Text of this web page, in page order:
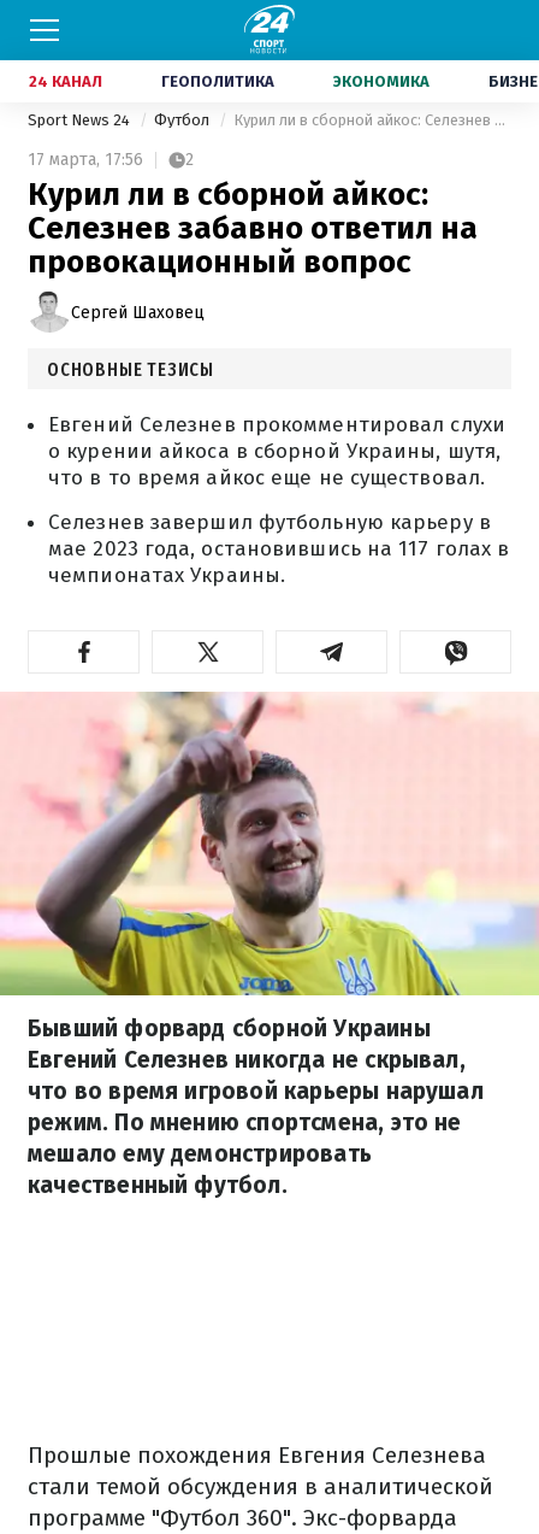
24 КАНАЛ ГЕОПОЛИТИКА ЭКОНОМИКА
Sport News 24 Футбол Курил ли в сборной айкос: Селезнев забавно ответил на провокационный вопрос
17 марта, 17:56 2
Курил ли в сборной айкос:
Селезнев забавно ответил на
провокационный вопрос
Сергей Шаховец
ОСНОВНЫЕ ТЕЗИСЫ
Евгений Селезнев прокомментировал слухи
о курении айкоса в сборной Украины, шутя,
что в то время айкос еще не существовал.
Селезнев завершил футбольную карьеру в
мае 2023 года, остановившись на 117 голах в
чемпионатах Украины.
Бывший форвард сборной Украины
Евгений Селезнев никогда не скрывал,
что во время игровой карьеры нарушал
режим. По мнению спортсмена, это не
мешало ему демонстрировать
качественный футбол.
Прошлые похождения Евгения Селезнева
стали темой обсуждения в аналитической
программе "Футбол 360". Экс-форварда